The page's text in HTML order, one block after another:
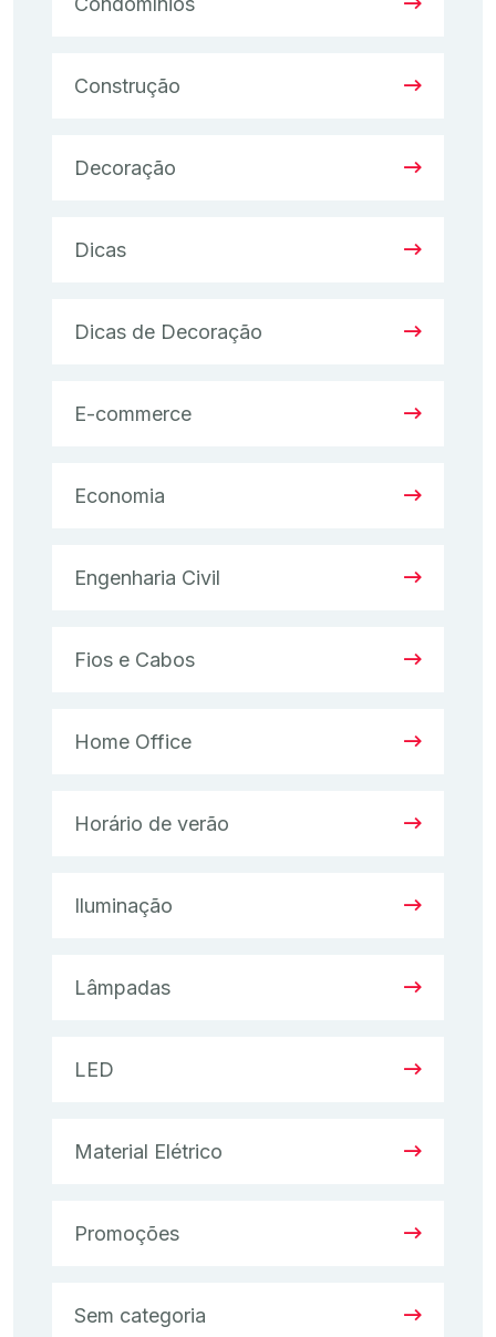
Construção
Decoração
Dicas
Dicas de Decoração
E-commerce
Economia
Engenharia Civil
Fios e Cabos
Home Office
Horário de verão
Iluminação
Lâmpadas
LED
Material Elétrico
Promoções
Sem categoria